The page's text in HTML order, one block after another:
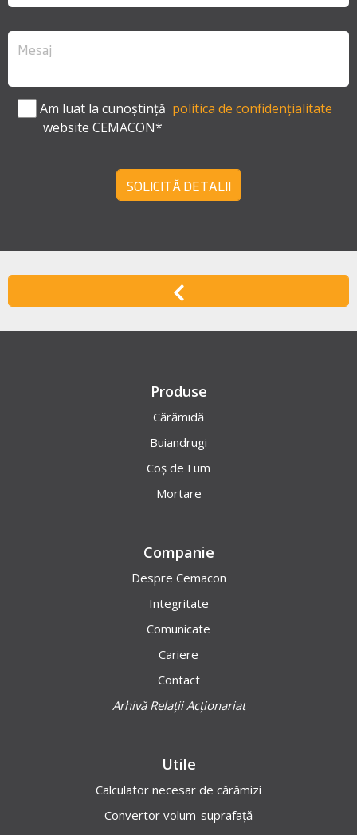
Am luat la cunoștință politica de confidențialitate
website CEMACON*
SOLICITĂ DETALII
Produse
Cărămidă
Buiandrugi
Coș de Fum
Mortare
Companie
Despre Cemacon
Integritate
Comunicate
Cariere
Contact
Arhivă Relații Acționariat
Utile
Calculator necesar de cărămizi
Convertor volum-suprafață